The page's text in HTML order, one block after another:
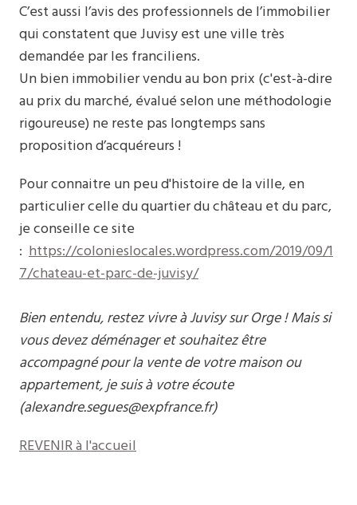
C’est aussi l’avis des professionnels de l’immobilier
qui constatent que Juvisy est une ville très
demandée par les franciliens.
Un bien immobilier vendu au bon prix (c'est-à-dire
au prix du marché, évalué selon une méthodologie
rigoureuse) ne reste pas longtemps sans
proposition d’acquéreurs !
Pour connaitre un peu d'histoire de la ville, en
particulier celle du quartier du château et du parc,
je conseille ce site
: https://colonieslocales.wordpress.com/2019/09/1
7/chateau-et-parc-de-juvisy/
Bien entendu, restez vivre à Juvisy sur Orge ! Mais si
vous devez déménager et souhaitez être
accompagné pour la vente de votre maison ou
appartement, je suis à votre écoute
(alexandre.segues@expfrance.fr)
REVENIR à l'accueil